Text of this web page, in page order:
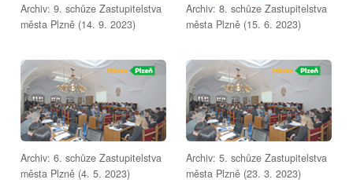
Archiv: 9. schůze Zastupitelstva
města Plzně (14. 9. 2023)
Archiv: 8. schůze Zastupitelstva
města Plzně (15. 6. 2023)
Archiv: 6. schůze Zastupitelstva
města Plzně (4. 5. 2023)
Archiv: 5. schůze Zastupitelstva
města Plzně (23. 3. 2023)